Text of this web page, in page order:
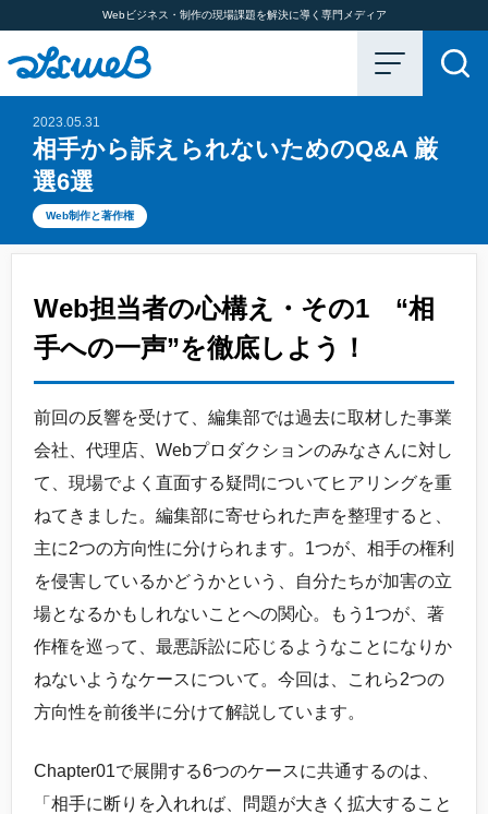
Webビジネス・制作の現場課題を解決に導く専門メディア
2023.05.31
相手から訴えられないためのQ&A 厳
選6選
Web制作と著作権
Web担当者の心構え・その1 “相
手への一声”を徹底しよう！
前回の反響を受けて、編集部では過去に取材した事業
会社、代理店、Webプロダクションのみなさんに対し
て、現場でよく直面する疑問についてヒアリングを重
ねてきました。編集部に寄せられた声を整理すると、
主に2つの方向性に分けられます。1つが、相手の権利
を侵害しているかどうかという、自分たちが加害の立
場となるかもしれないことへの関心。もう1つが、著
作権を巡って、最悪訴訟に応じるようなことになりか
ねないようなケースについて。今回は、これら2つの
方向性を前後半に分けて解説しています。
Chapter01で展開する6つのケースに共通するのは、
「相手に断りを入れれば、問題が大きく拡大すること